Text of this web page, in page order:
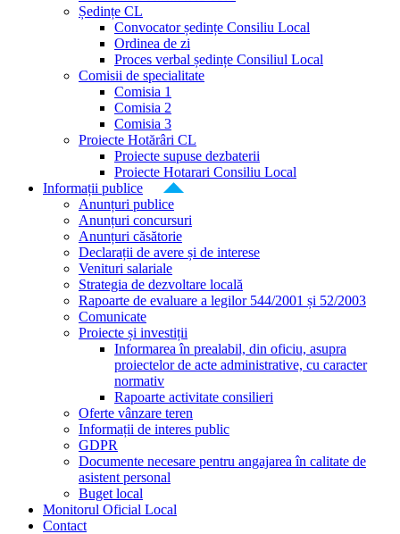
Ședințe CL
Convocator ședințe Consiliu Local
Ordinea de zi
Proces verbal ședințe Consiliul Local
Comisii de specialitate
Comisia 1
Comisia 2
Comisia 3
Proiecte Hotărâri CL
Proiecte supuse dezbaterii
Proiecte Hotarari Consiliu Local
Informații publice
Anunțuri publice
Anunțuri concursuri
Anunțuri căsătorie
Declarații de avere și de interese
Venituri salariale
Strategia de dezvoltare locală
Rapoarte de evaluare a legilor 544/2001 și 52/2003
Comunicate
Proiecte și investiții
Informarea în prealabil, din oficiu, asupra
proiectelor de acte administrative, cu caracter
normativ
Rapoarte activitate consilieri
Oferte vânzare teren
Informații de interes public
GDPR
Documente necesare pentru angajarea în calitate de
asistent personal
Buget local
Monitorul Oficial Local
Contact